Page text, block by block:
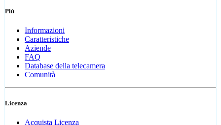
Più
Informazioni
Caratteristiche
Aziende
FAQ
Database della telecamera
Comunità
Licenza
Acquista Licenza